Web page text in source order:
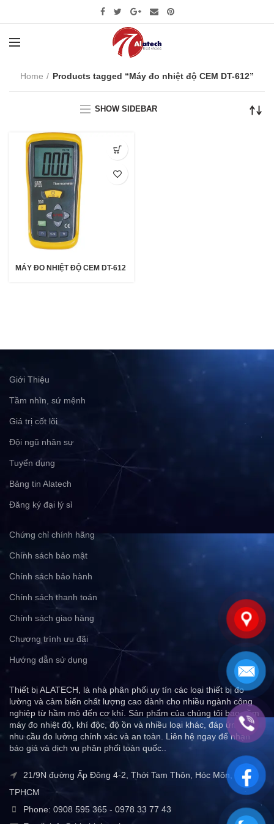
Home Products tagged “Máy đo nhiệt độ CEM DT-612”
SHOW SIDEBAR
MÁY ĐO NHIỆT ĐỘ CEM DT-612
Giới Thiệu
Tầm nhìn, sứ mệnh
Giá trị cốt lõi
Đội ngũ nhân sự
Tuyển dụng
Bảng tin Alatech
Đăng ký đại lý sỉ
Chứng chỉ chính hãng
Chính sách bảo mật
Chính sách bảo hành
Chính sách thanh toán
Chính sách giao hàng
Chương trình ưu đãi
Hướng dẫn sử dụng
Thiết bị ALATECH, là nhà phân phối uy tín các loại thiết bị đo
lường và cảm biến chất lượng cao dành cho nhiều ngành công
nghiệp từ hầm mỏ đến cơ khí. Sản phẩm của chúng tôi bao gồm
máy đo nhiệt độ, khí độc, độ ồn và nhiều loại khác, đáp ứng mọi
nhu cầu đo lường chính xác và an toàn. Liên hệ ngay để nhận
báo giá và dịch vụ phân phối toàn quốc..
21/9N đường Ấp Đông 4-2, Thới Tam Thôn, Hóc Môn,
TPHCM
Phone: 0908 595 365 - 0978 33 77 43